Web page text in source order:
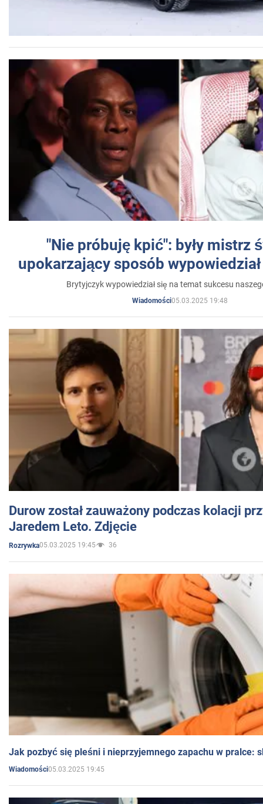
"Nie próbuję kpić": były mistrz
upokarzający sposób
Brytyjczyk wypowiedział się na temat sukcesu
Wiadomości05.03.2025 19:48
Durow został zauważony podczas kolacji
Jaredem Leto. Zdjęcie
Rozrywka05.03.2025 19:45 36
Jak pozbyć się pleśni i nieprzyjemnego zapachu w pralce:
Wiadomości05.03.2025 19:45